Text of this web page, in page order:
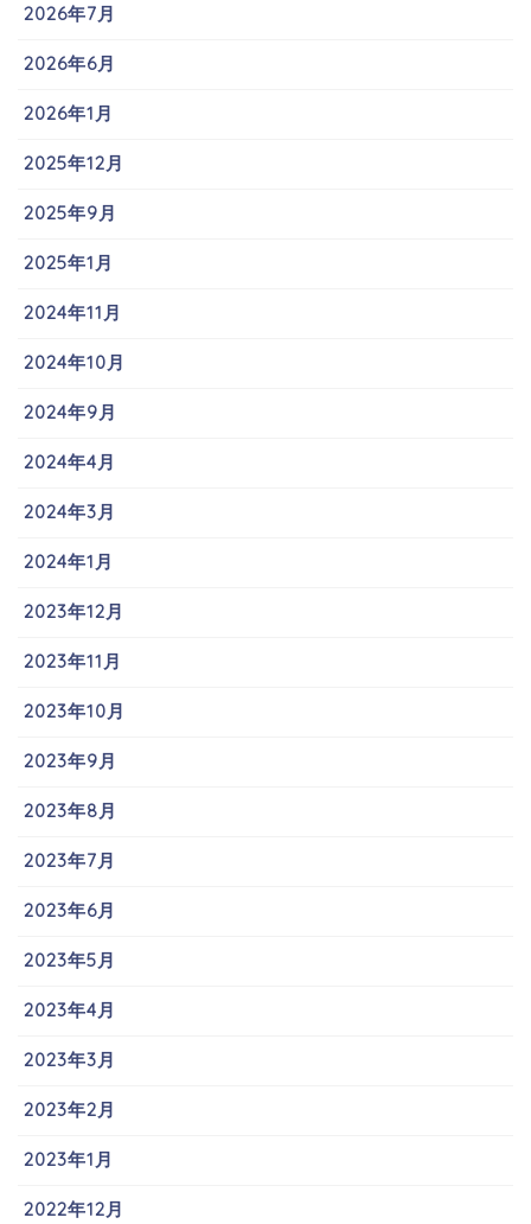
2026年7月
2026年6月
2026年1月
2025年12月
2025年9月
2025年1月
2024年11月
2024年10月
2024年9月
2024年4月
2024年3月
2024年1月
2023年12月
2023年11月
2023年10月
2023年9月
2023年8月
2023年7月
2023年6月
2023年5月
2023年4月
2023年3月
2023年2月
2023年1月
2022年12月